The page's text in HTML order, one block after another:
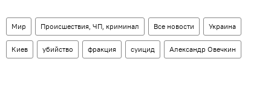
Мир Происшествия, ЧП, криминал Все новости Украина
Киев убийство фракция суицид Александр Овечкин